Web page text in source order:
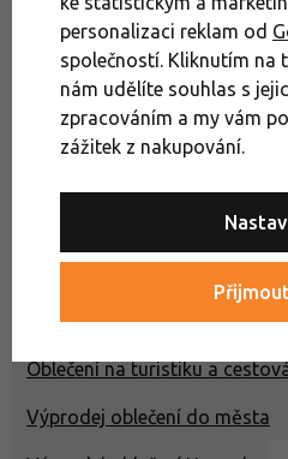
nebo se zastavte na
naší prodejně
Zimní sporty a volný čas
Výprodej bundy a vesty
Oblečení na turistiku a
Výprodej oblečení do města
personalizaci reklam od
společností. Kliknutím na
nám udělíte souhlas s
zpracováním a my vám
zážitek z nakupování.